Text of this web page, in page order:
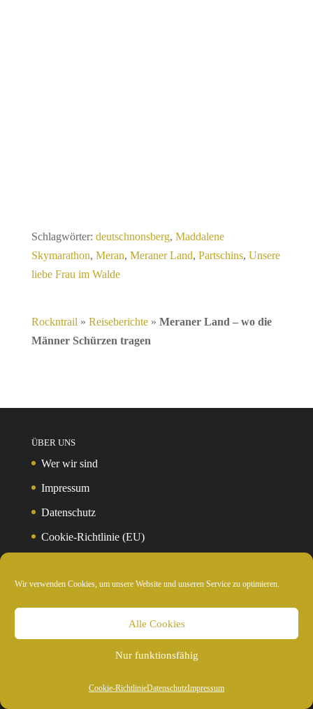
Wir verwenden Cookies, um unsere Website und unseren Service zu optimieren.
Alle Cookies
Nur funktionsfähig
Cookie-RichtlinieDatenschutzImpressum
Schlagwörter: deutschnonsberg, Maddalene
Skymarathon, Meran, Meraner Land, Partschins, Unsere
liebe Frau im Walde
Rockntrail » Reiseberichte» Meraner Land – wo die
Männer Schürzen tragen
ÜBER UNS
Wer wir sind
Impressum
Datenschutz
Cookie-Richtlinie (EU)
WISSENSWERTES
Reiseziele